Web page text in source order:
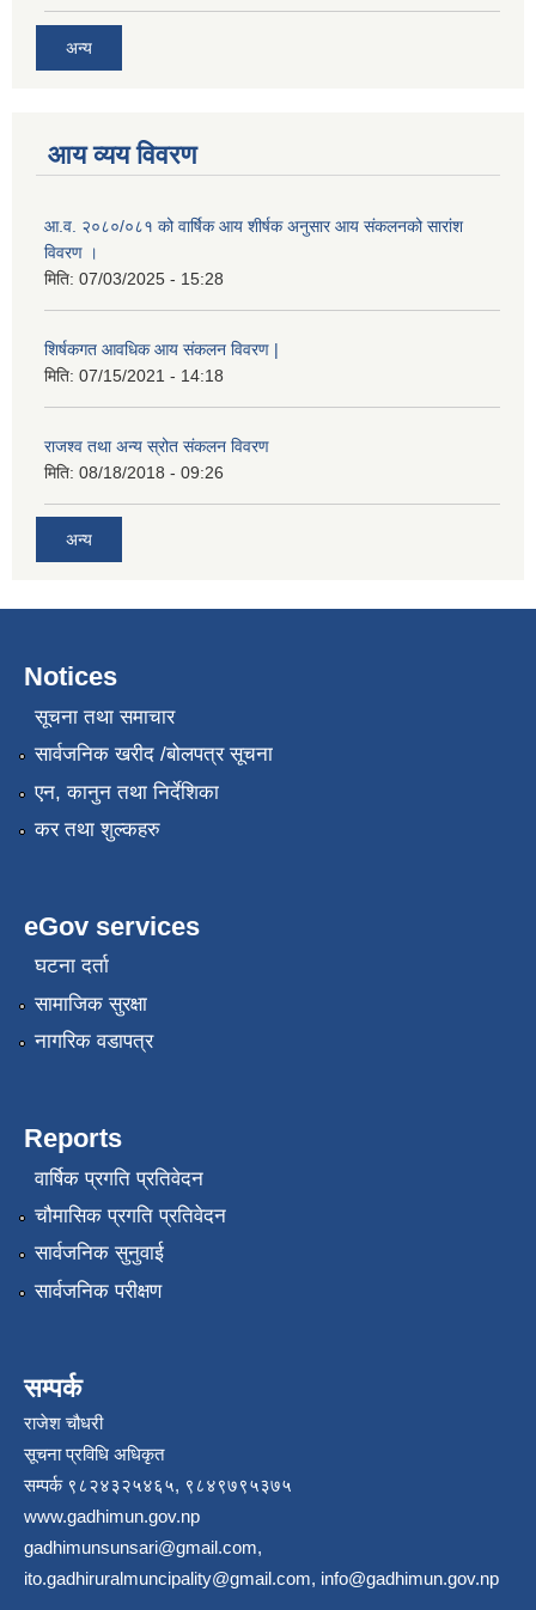
अन्य
आय व्यय विवरण
आ.व. २०८०/०८१ को वार्षिक आय शीर्षक अनुसार आय संकलनको सारांश
विवरण ।
मिति: 07/03/2025 - 15:28
शिर्षकगत आवधिक आय संकलन विवरण |
मिति: 07/15/2021 - 14:18
राजश्व तथा अन्य स्रोत संकलन विवरण
मिति: 08/18/2018 - 09:26
अन्य
Notices
सूचना तथा समाचार
सार्वजनिक खरीद /बोलपत्र सूचना
एन, कानुन तथा निर्देशिका
कर तथा शुल्कहरु
eGov services
घटना दर्ता
सामाजिक सुरक्षा
नागरिक वडापत्र
Reports
वार्षिक प्रगति प्रतिवेदन
चौमासिक प्रगति प्रतिवेदन
सार्वजनिक सुनुवाई
सार्वजनिक परीक्षण
सम्पर्क
राजेश चौधरी
सूचना प्रविधि अधिकृत
सम्पर्क ९८२४३२५४६५, ९८४९७९५३७५
www.gadhimun.gov.np
gadhimunsunsari@gmail.com,
ito.gadhiruralmuncipality@gmail.com, info@gadhimun.gov.np